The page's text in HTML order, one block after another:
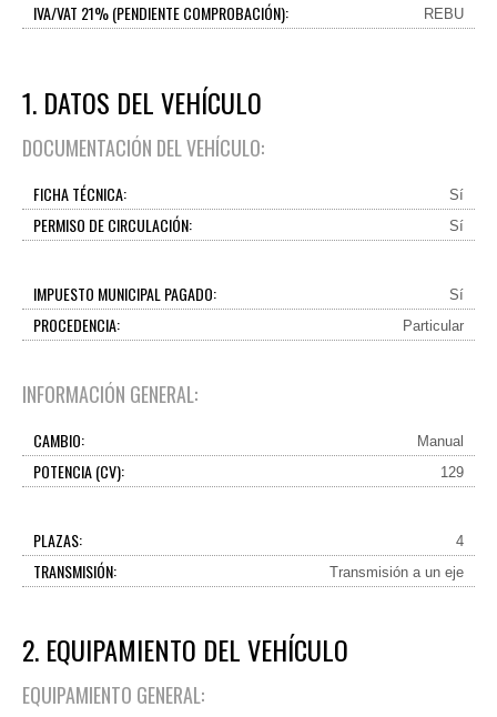
IVA/VAT 21% (PENDIENTE COMPROBACIÓN): REBU
1. DATOS DEL VEHÍCULO
DOCUMENTACIÓN DEL VEHÍCULO:
FICHA TÉCNICA: Sí
PERMISO DE CIRCULACIÓN: Sí
IMPUESTO MUNICIPAL PAGADO: Sí
PROCEDENCIA: Particular
INFORMACIÓN GENERAL:
CAMBIO: Manual
POTENCIA (CV): 129
PLAZAS: 4
TRANSMISIÓN: Transmisión a un eje
2. EQUIPAMIENTO DEL VEHÍCULO
EQUIPAMIENTO GENERAL: